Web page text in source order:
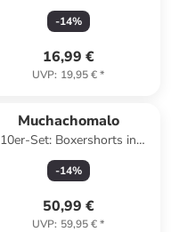
-14%
16,99 €
UVP: 19,95 €*
Muchachomalo
10er-Set: Boxershorts in
Schwarz/ Dunkelblau
-14%
50,99 €
UVP: 59,95 €*